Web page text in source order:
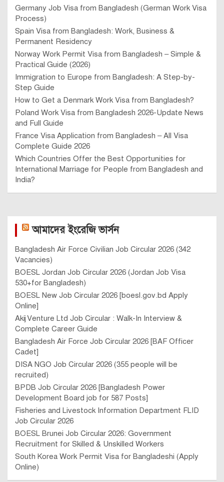
Germany Job Visa from Bangladesh (German Work Visa
Process)
Spain Visa from Bangladesh: Work, Business &
Permanent Residency
Norway Work Permit Visa from Bangladesh – Simple &
Practical Guide (2026)
Immigration to Europe from Bangladesh: A Step-by-
Step Guide
How to Get a Denmark Work Visa from Bangladesh?
Poland Work Visa from Bangladesh 2026-Update News
and Full Guide
France Visa Application from Bangladesh – All Visa
Complete Guide 2026
Which Countries Offer the Best Opportunities for
International Marriage for People from Bangladesh and
India?
আমাদের ইংরেজি ভার্সন
Bangladesh Air Force Civilian Job Circular 2026 (342
Vacancies)
BOESL Jordan Job Circular 2026 (Jordan Job Visa
530+for Bangladesh)
BOESL New Job Circular 2026 [boesl.gov.bd Apply
Online]
Akij Venture Ltd Job Circular : Walk-In Interview &
Complete Career Guide
Bangladesh Air Force Job Circular 2026 [BAF Officer
Cadet]
DISA NGO Job Circular 2026 (355 people will be
recruited)
BPDB Job Circular 2026 [Bangladesh Power
Development Board job for 587 Posts]
Fisheries and Livestock Information Department FLID
Job Circular 2026
BOESL Brunei Job Circular 2026: Government
Recruitment for Skilled & Unskilled Workers
South Korea Work Permit Visa for Bangladeshi (Apply
Online)